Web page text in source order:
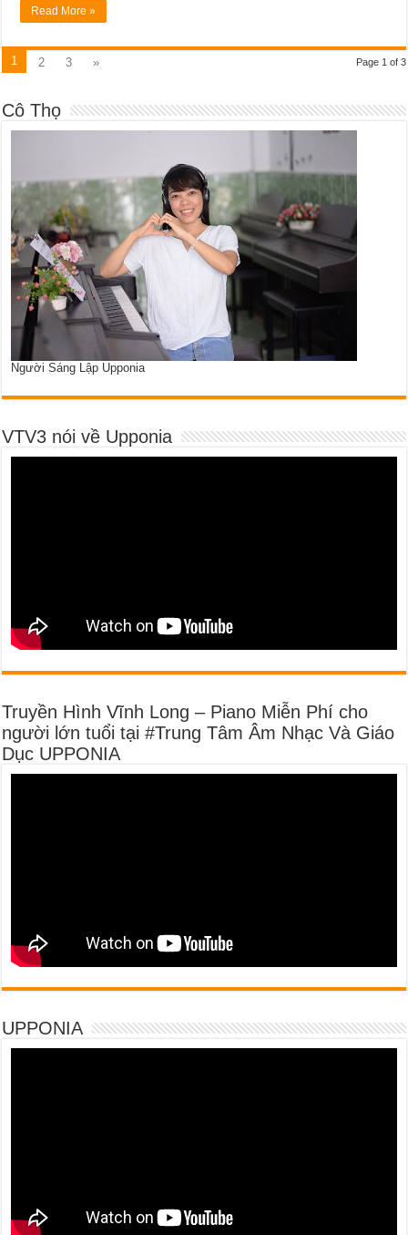
Read More »
Page 1 of 3
1 2 3 »
Cô Thọ
Người Sáng Lập Upponia
VTV3 nói về Upponia
Truyền Hình Vĩnh Long – Piano Miễn Phí cho
người lớn tuổi tại #Trung Tâm Âm Nhạc Và Giáo
Dục UPPONIA
UPPONIA